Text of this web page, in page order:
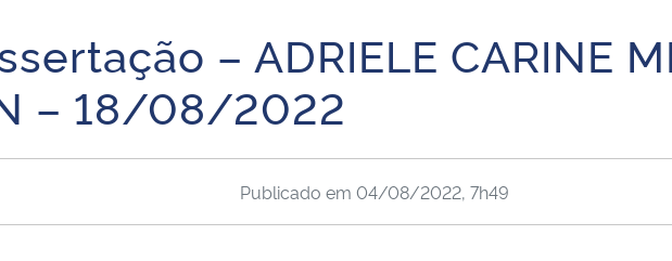
Institucional
– ADRIELE CARINE
– 18/08/2022
Publicado em 04/08/2022, 7h49